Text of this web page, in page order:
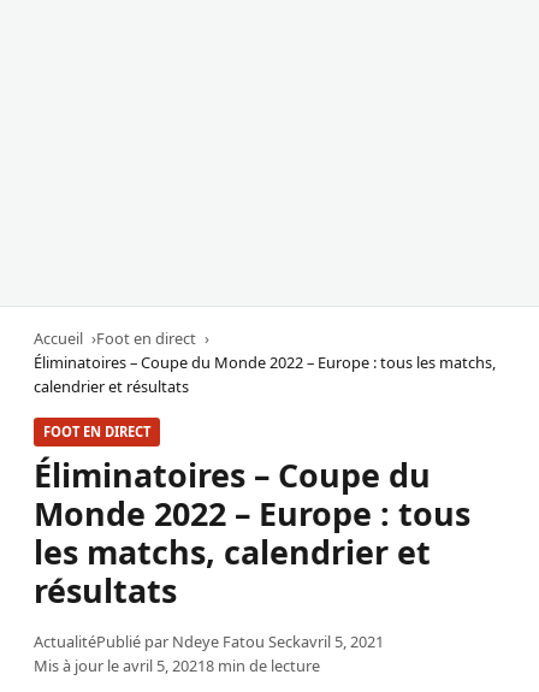
Accueil
Foot en direct
Éliminatoires – Coupe du Monde 2022 – Europe : tous les matchs,
calendrier et résultats
FOOT EN DIRECT
Éliminatoires – Coupe du
Monde 2022 – Europe : tous
les matchs, calendrier et
résultats
ActualitéPublié par Ndeye Fatou Seckavril 5, 2021
Mis à jour le avril 5, 20218 min de lecture